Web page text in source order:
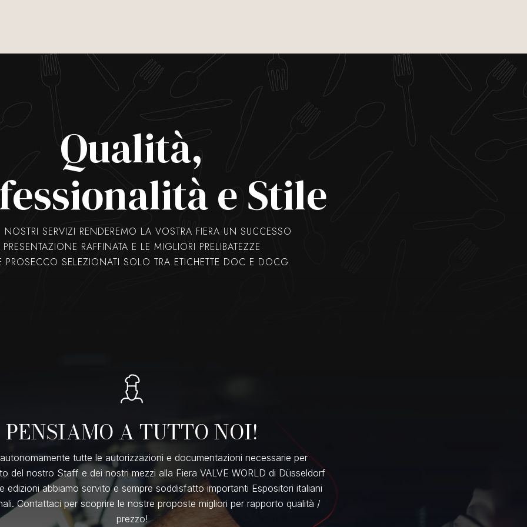
Qualità,
e Stile
SERVIZI RENDEREMO LA VOSTRA FIERA UN SUCCESSO
PRESENTAZIONE RAFFINATA E LE MIGLIORI PRELIBATEZZE
PROSECCO SELEZIONATI SOLO TRA ETICHETTE DOC E DOCG
PENSIAMO A TUTTO NOI!
tutte le autorizzazioni e documentazioni necessarie per
del nostro Staff e dei nostri mezzi alla Fiera VALVE WORLD di Düsseldorf
edizioni abbiamo servito e sempre soddisfatto importanti Espositori italiani
Contattaci per scoprire le nostre proposte migliori per rapporto qualità /
prezzo!